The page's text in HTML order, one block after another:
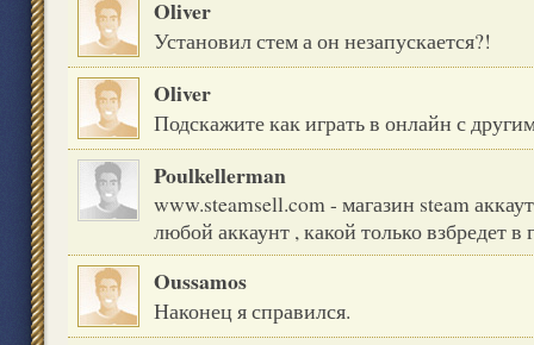
Oliver
Установил стем а он незапускается?!
Oliver
Подскажите как играть в онлайн с
Poulkellerman
www.steamsell.com - магазин steam
любой аккаунт , какой только взбредет в
Oussamos
Наконец я справился.